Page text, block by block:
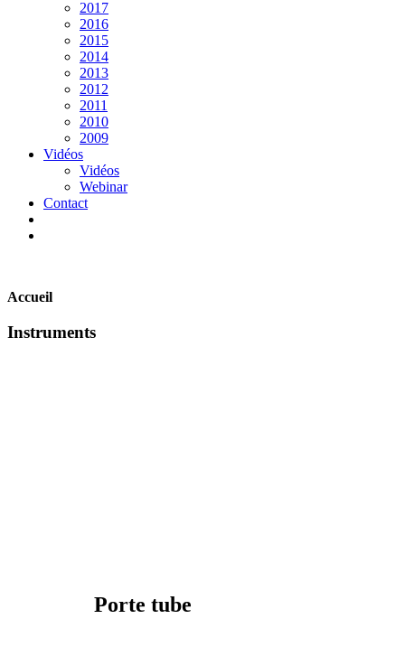
2017
2016
2015
2014
2013
2012
2011
2010
2009
Vidéos
Vidéos
Webinar
Contact
Accueil
Instruments
Porte tube